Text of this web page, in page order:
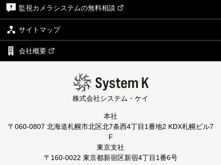
監視カメラシステムの無料相談
サイトマップ
会社概要
株式会社システム・ケイ
本社
〒060-0807 北海道札幌市北区北7条西4丁目1番地2 KDX札幌ビル7
F
東京支社
〒160-0022 東京都新宿区新宿4丁目1番6号